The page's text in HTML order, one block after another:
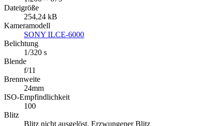
Dateigröße
254,24 kB
Kameramodell
SONY ILCE-6000
Belichtung
1/320 s
Blende
f/11
Brennweite
24mm
ISO-Empfindlichkeit
100
Blitz
Blitz nicht ausgelöst, Erzwungener Blitz